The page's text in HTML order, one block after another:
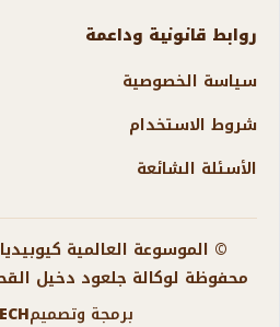
روابط قانونية وداعمة
سياسة الخصوصية
شروط الاستخدام
الأسئلة الشائعة
محفوظة لوكالة جلعود دخيل
برمجة وتصميم